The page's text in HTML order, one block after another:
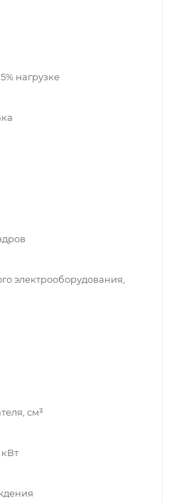
нагрузке
электрооборудования,
см³